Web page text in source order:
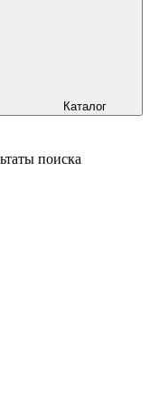
Каталог
поиска